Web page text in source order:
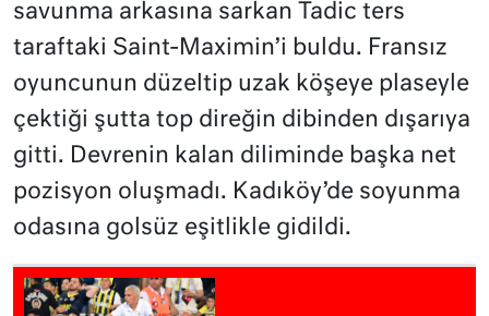
savunma arkasına sarkan Tadic ters
taraftaki Saint-Maximin’i buldu. Fransız
oyuncunun düzeltip uzak köşeye plaseyle
çektiği şutta top direğin dibinden dışarıya
gitti. Devrenin kalan diliminde başka net
pozisyon oluşmadı. Kadıköy’de soyunma
odasına golsüz eşitlikle gidildi.